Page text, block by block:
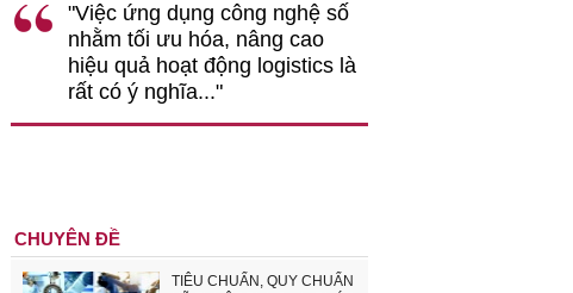
"Việc ứng dụng công nghệ số
nhằm tối ưu hóa, nâng cao
hiệu quả hoạt động logistics là
rất có ý nghĩa..."
CHUYÊN ĐỀ
TIÊU CHUẨN, QUY CHUẨN